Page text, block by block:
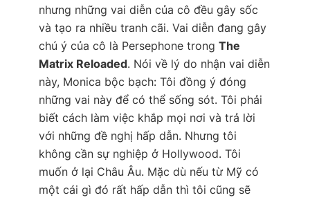
nhưng những vai diễn của cô đều gây sốc
và tạo ra nhiều tranh cãi. Vai diễn đang gây
chú ý của cô là Persephone trong The
Matrix Reloaded. Nói về lý do nhận vai diễn
này, Monica bộc bạch: Tôi đồng ý đóng
những vai này để có thể sống sót. Tôi phải
biết cách làm việc khắp mọi nơi và trả lời
với những đề nghị hấp dẫn. Nhưng tôi
không cần sự nghiệp ở Hollywood. Tôi
muốn ở lại Châu Âu. Mặc dù nếu từ Mỹ có
một cái gì đó rất hấp dẫn thì tôi cũng sẽ